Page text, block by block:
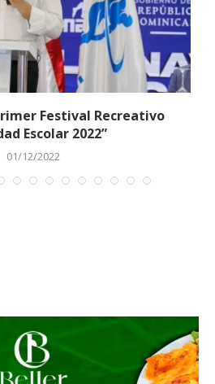
Festival Recreativo
Escolar 2022”
01/12/2022